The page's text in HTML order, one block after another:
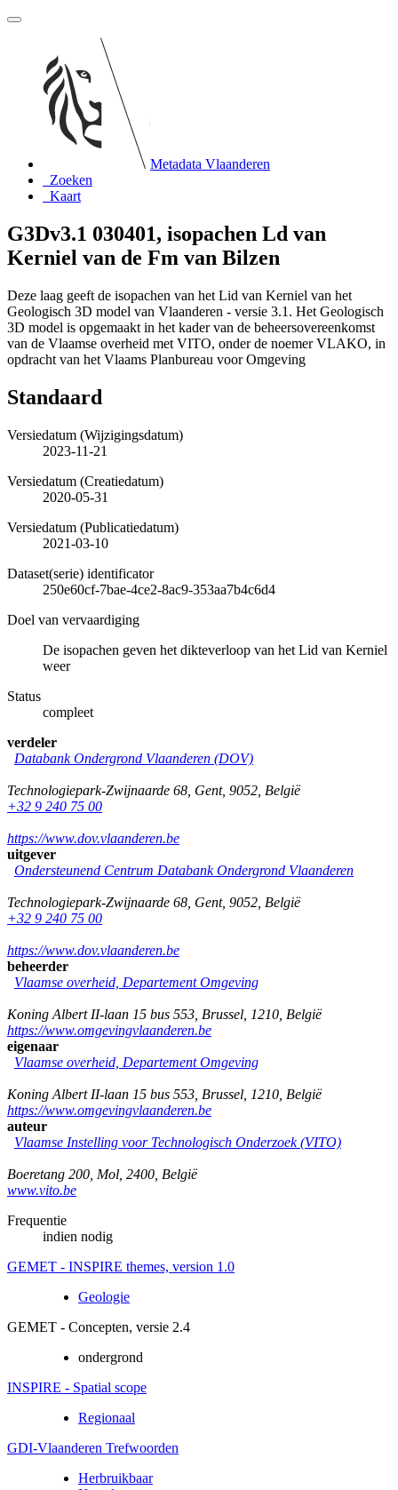
Metadata Vlaanderen
Zoeken
Kaart
G3Dv3.1 030401, isopachen Ld van
Kerniel van de Fm van Bilzen
Deze laag geeft de isopachen van het Lid van Kerniel van het
Geologisch 3D model van Vlaanderen - versie 3.1. Het Geologisch
3D model is opgemaakt in het kader van de beheersovereenkomst
van de Vlaamse overheid met VITO, onder de noemer VLAKO, in
opdracht van het Vlaams Planbureau voor Omgeving
Standaard
Versiedatum (Wijzigingsdatum)
2023-11-21
Versiedatum (Creatiedatum)
2020-05-31
Versiedatum (Publicatiedatum)
2021-03-10
Dataset(serie) identificator
250e60cf-7bae-4ce2-8ac9-353aa7b4c6d4
Doel van vervaardiging
De isopachen geven het dikteverloop van het Lid van Kerniel
weer
Status
compleet
verdeler
Databank Ondergrond Vlaanderen (DOV)
Technologiepark-Zwijnaarde 68 Gent, 9052 België
+32 9 240 75 00
https://www.dov.vlaanderen.be
uitgever
Ondersteunend Centrum Databank Ondergrond Vlaanderen
Technologiepark-Zwijnaarde 68 Gent, 9052 België
+32 9 240 75 00
https://www.dov.vlaanderen.be
beheerder
Vlaamse overheid, Departement Omgeving
Koning Albert II-laan 15 bus 553 Brussel 1210 België
https://www.omgevingvlaanderen.be
eigenaar
Vlaamse overheid, Departement Omgeving
Koning Albert II-laan 15 bus 553 Brussel 1210 België
https://www.omgevingvlaanderen.be
auteur
Vlaamse Instelling voor Technologisch Onderzoek (VITO)
Boeretang 200 Mol 2400 België
www.vito.be
Frequentie
indien nodig
GEMET - INSPIRE themes, version 1.0
Geologie
GEMET - Concepten, versie 2.4
ondergrond
INSPIRE - Spatial scope
Regionaal
GDI-Vlaanderen Trefwoorden
Herbruikbaar